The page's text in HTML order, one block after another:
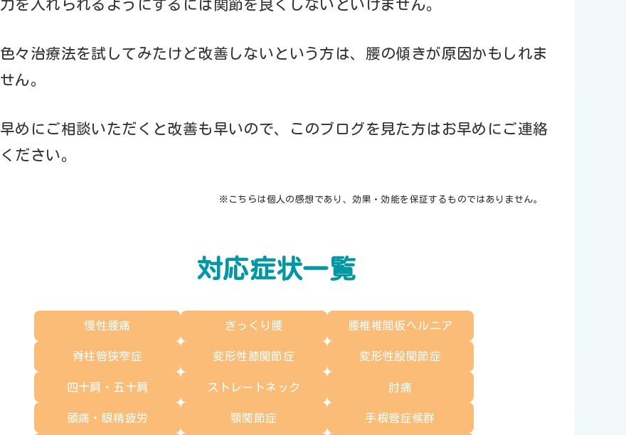
力を入れられるようにするには関節を良くしないといけません。
色々治療法を試してみたけど改善しないという方は、腰の傾きが原因かもしれま
せん。
早めにご相談いただくと改善も早いので、このブログを見た方はお早めにご連絡
ください。
※こちらは個人の感想であり、効果・効能を保証するものではありません。
対応症状一覧
慢性腰痛 ぎっくり腰 腰椎椎間板ヘルニア
脊柱管狭窄症 変形性膝関節症 変形性股関節症
四十肩・五十肩 ストレートネック 肘痛
頭痛・眼精疲労 顎関節症 手根管症候群